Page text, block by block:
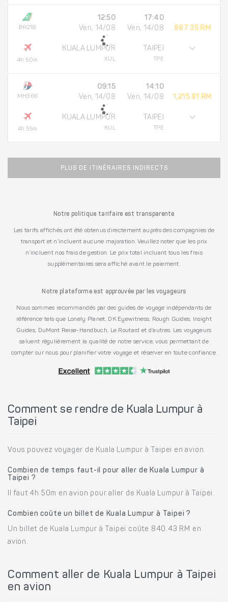
BR218
4h 50m
12:50
Ven, 14/08
KUALA LUMPUR
KUL
17:40
Ven, 14/08
TAIPEI
TPE
887.35 RM
MH366
4h 55m
09:15
Ven, 14/08
KUALA LUMPUR
KUL
14:10
Ven, 14/08
TAIPEI
TPE
1,215.81 RM
PLUS DE ITINÉRAIRES INDIRECTS
Notre politique tarifaire est transparente
Les tarifs affichés ont été obtenus directement auprès des compagnies de
transport et n’incluent aucune majoration. Veuillez noter que les prix
n’incluent nos frais de gestion. Le prix total incluant tous les frais
supplémentaires sera affiché avant le paiement.
Notre plateforme est approuvée par les voyageurs
Nous sommes recommandés par des guides de voyage indépendants de
référence tels que Lonely Planet, DK Eyewitness, Rough Guides, Insight
Guides, DuMont Reise-Handbuch, Le Routard et d’autres. Les voyageurs
saluent régulièrement la qualité de notre service, vous permettant de
compter sur nous pour planifier votre voyage et réserver en toute confiance.
Comment se rendre de Kuala Lumpur à
Taipei
Vous pouvez voyager de Kuala Lumpur à Taipei en avion.
Combien de temps faut-il pour aller de Kuala Lumpur à
Taipei ?
Il faut 4h 50m en avion pour aller de Kuala Lumpur à Taipei.
Combien coûte un billet de Kuala Lumpur à Taipei ?
Un billet de Kuala Lumpur à Taipei coûte 840.43 RM en
avion.
Comment aller de Kuala Lumpur à Taipei
en avion